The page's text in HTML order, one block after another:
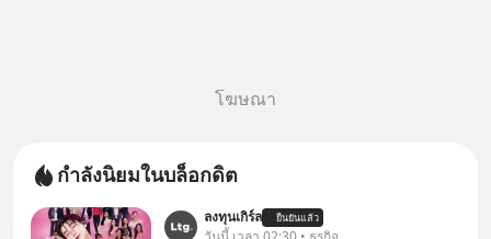
โฆษณา
กำลังนิยมในบล็อกดิต
ลงทุนเกิร์ล ยืนยันแล้ว